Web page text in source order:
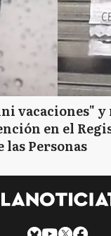
vacaciones"
en el
Personas